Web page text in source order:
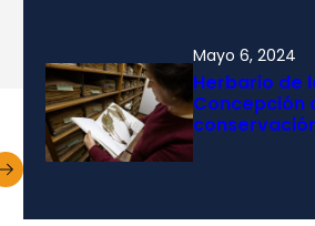
Mayo 6, 2024
Herbario de
Concepción